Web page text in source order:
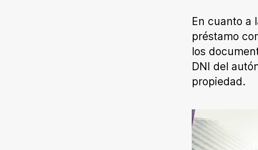
En cuanto a
préstamo
los
DNI del
propiedad.